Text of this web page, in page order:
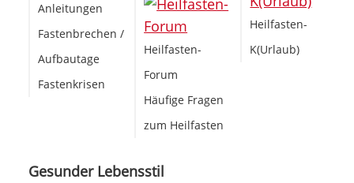
Anleitungen
Fastenbrechen /
Aufbautage
Fastenkrisen
Heilfasten-
Forum
Häufige Fragen
zum Heilfasten
Heilfasten-
K(Urlaub)
Gesunder Lebensstil